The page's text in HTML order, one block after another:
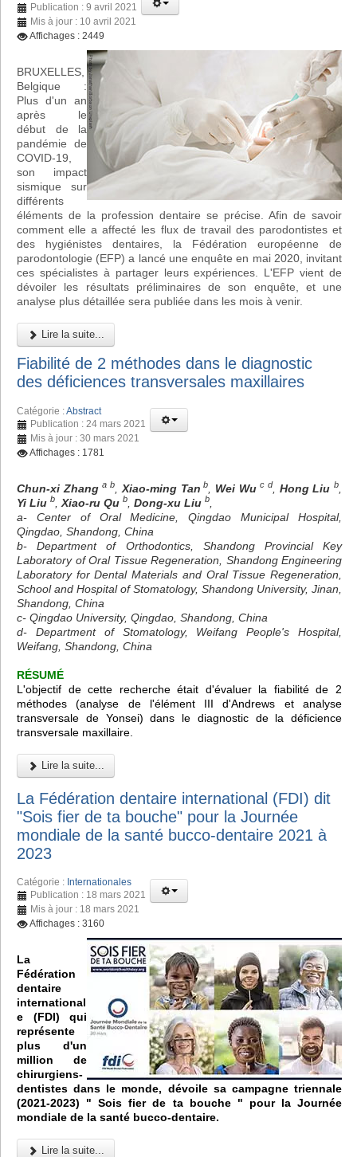
Publication : 9 avril 2021
Mis à jour : 10 avril 2021
Affichages : 2449
BRUXELLES,
Belgique :
Plus d'un an
après le
début de la
pandémie de
COVID-19,
son impact
sismique sur
différents
éléments de la profession dentaire se précise. Afin de savoir
comment elle a affecté les flux de travail des parodontistes et
des hygiénistes dentaires, la Fédération européenne de
parodontologie (EFP) a lancé une enquête en mai 2020, invitant
ces spécialistes à partager leurs expériences. L'EFP vient de
dévoiler les résultats préliminaires de son enquête, et une
analyse plus détaillée sera publiée dans les mois à venir.
Lire la suite...
Fiabilité de 2 méthodes dans le diagnostic
des déficiences transversales maxillaires
Catégorie :Abstract
Publication : 24 mars 2021
Mis à jour : 30 mars 2021
Affichages : 1781
Chun-xi Zhang a b Xiao-ming Tan b Wei Wu c d Hong Liu b
Yi Liu b Xiao-ru Qu b Dong-xu Liu b
a- Center of Oral Medicine, Qingdao Municipal Hospital,
Qingdao, Shandong, China
b- Department of Orthodontics, Shandong Provincial Key
Laboratory of Oral Tissue Regeneration, Shandong Engineering
Laboratory for Dental Materials and Oral Tissue Regeneration,
School and Hospital of Stomatology, Shandong University, Jinan,
Shandong, China
c- Qingdao University, Qingdao, Shandong, China
d- Department of Stomatology, Weifang People's Hospital,
Weifang, Shandong, China
RÉSUMÉ
L'objectif de cette recherche était d'évaluer la fiabilité de 2
méthodes (analyse de l'élément III d'Andrews et analyse
transversale de Yonsei) dans le diagnostic de la déficience
transversale maxillaire.
Lire la suite...
La Fédération dentaire international (FDI) dit
"Sois fier de ta bouche" pour la Journée
mondiale de la santé bucco-dentaire 2021 à
2023
Catégorie : Internationales
Publication : 18 mars 2021
Mis à jour : 18 mars 2021
Affichages : 3160
La
Fédération
dentaire
international
e (FDI) qui
représente
plus d'un
million de
chirurgiens-
dentistes dans le monde, dévoile sa campagne triennale
(2021-2023) " Sois fier de ta bouche " pour la Journée
mondiale de la santé bucco-dentaire.
Lire la suite...